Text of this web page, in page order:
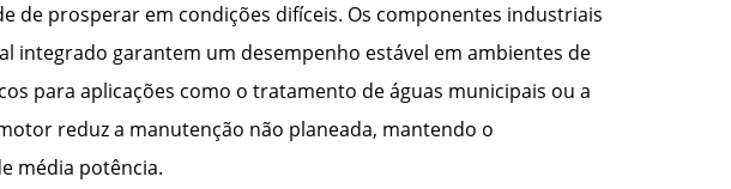
de prosperar em condições difíceis. Os componentes industriais
integrado garantem um desempenho estável em ambientes de
para aplicações como o tratamento de águas municipais ou a
reduz a manutenção não planeada, mantendo o
média potência.